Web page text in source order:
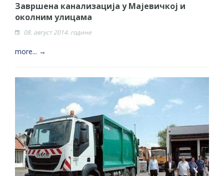
Завршена канализација у Мајевичкој и
околним улицама
08. август 2014. године
more... →